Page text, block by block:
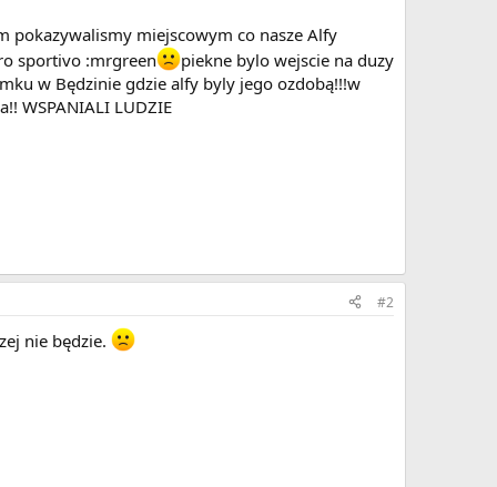
pokazywalismy miejscowym co nasze Alfy
sportivo :mrgreen
piekne bylo wejscie na duzy
w Będzinie gdzie alfy byly jego ozdobą!!!w
WSPANIALI LUDZIE
#2
nie będzie.